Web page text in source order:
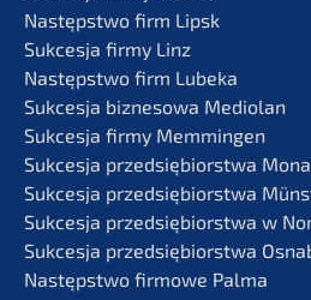
Następst­wo firm Lipsk
Sukces­ja firmy Linz
Następst­wo firm Lubeka
Sukces­ja bizne­so­wa Mediolan
Sukces­ja firmy Memmingen
Sukces­ja przedsię­bi­orst­wa
Sukces­ja przedsię­bi­orst­wa
Sukces­ja przedsię­bi­orst­wa w
Sukces­ja przedsię­bi­orst­wa
Następst­wo firmo­we Palma